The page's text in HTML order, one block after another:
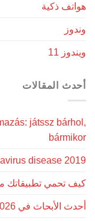
هواتف ذكية
وندوز
ويندوز 11
أحدث المقالات
játssz bárhol,
bármikor
disease 2019
كيف تحمي تطبيقاتك
أحدث الأبحاث في 2026 حول تقنيات تخزين البيانات